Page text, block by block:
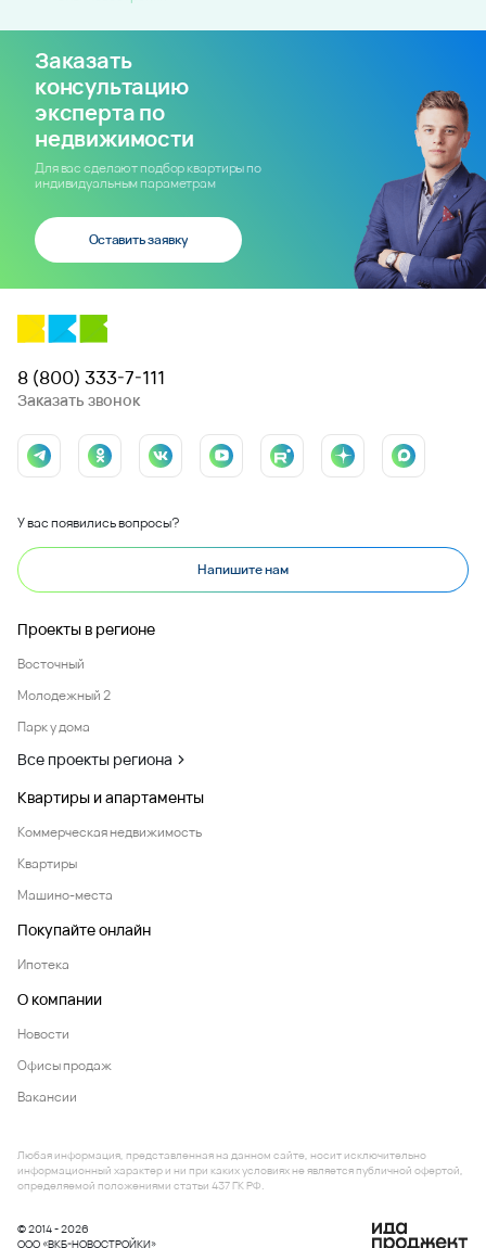
Заказать
консультацию
эксперта по
недвижимости
Для вас сделают подбор квартиры по
индивидуальным параметрам
Оставить заявку
8 (800) 333-7-111
Заказать звонок
У вас появились вопросы?
Напишите нам
Проекты в регионе
Восточный
Молодежный 2
Парк у дома
Все проекты региона
Квартиры и апартаменты
Коммерческая недвижимость
Квартиры
Машино-места
Покупайте онлайн
Ипотека
О компании
Новости
Офисы продаж
Вакансии
© 2014 - 2026
ООО «ВКБ-НОВОСТРОЙКИ»
Любая информация, представленная на данном сайте, носит исключительно
информационный характер и ни при каких условиях не является публичной офертой,
определяемой положениями статьи 437 ГК РФ.